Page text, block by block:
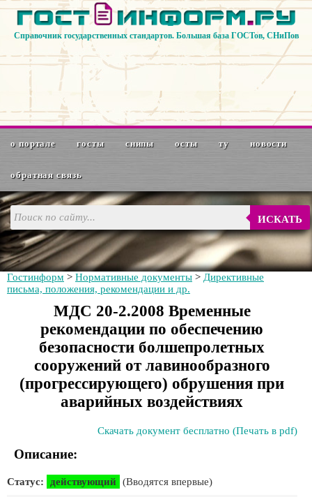
Справочник государственных стандартов. Большая база ГОСТов, СНиПов
о портале госты снипы осты ту новости
обратная связь
ИСКАТЬ
Гостинформ > Нормативные документы > Директивные
письма, положения, рекомендации и др.
МДС 20-2.2008 Временные
рекомендации по обеспечению
безопасности болшепролетных
сооружений от лавинообразного
(прогрессирующего) обрушения при
аварийных воздействиях
Скачать документ бесплатно (Печать в pdf)
Описание:
Статус: действующий (Вводятся впервые)